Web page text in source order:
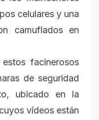
celulares y una
camuflados en
facinerosos
de seguridad
ubicado en la
vídeos están